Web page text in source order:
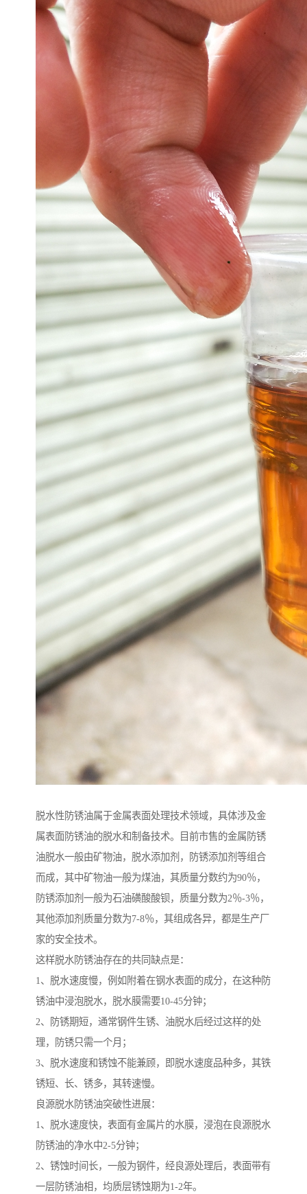
脱水性防锈油属于金属表面处理技术领域，具体涉及金
属表面防锈油的脱水和制备技术。目前市售的金属防锈
油脱水一般由矿物油，脱水添加剂，防锈添加剂等组合
而成，其中矿物油一般为煤油，其质量分数约为90％，
防锈添加剂一般为石油磺酸酸钡，质量分数为2％-3％，
其他添加剂质量分数为7-8％，其组成各异，都是生产厂
家的安全技术。
这样脱水防锈油存在的共同缺点是：
1、脱水速度慢，例如附着在钢水表面的成分，在这种防
锈油中浸泡脱水，脱水膜需要10-45分钟；
2、防锈期短，通常钢件生锈、油脱水后经过这样的处
理，防锈只需一个月；
3、脱水速度和锈蚀不能兼顾，即脱水速度品种多，其铁
锈短、长、锈多，其转速慢。
良源脱水防锈油突破性进展：
1、脱水速度快，表面有金属片的水膜，浸泡在良源脱水
防锈油的净水中2-5分钟；
2、锈蚀时间长，一般为钢件，经良源处理后，表面带有
一层防锈油相，均质层锈蚀期为1-2年。